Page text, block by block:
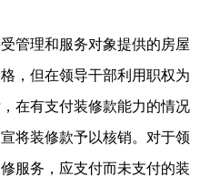
理和服务对象提供的房屋
，但在领导干部利用职权为
在有支付装修款能力的情况
将装修款予以核销。对于领
服务，应支付而未支付的装